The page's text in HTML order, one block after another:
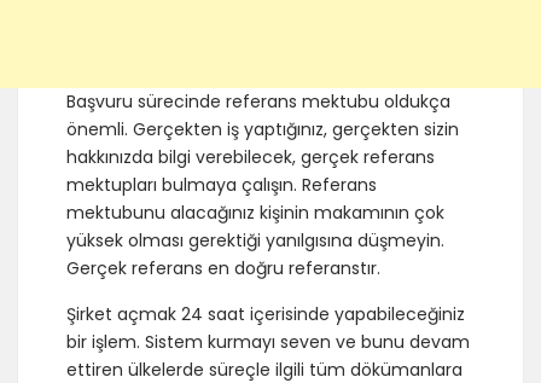
Başvuru sürecinde referans mektubu oldukça
önemli. Gerçekten iş yaptığınız, gerçekten sizin
hakkınızda bilgi verebilecek, gerçek referans
mektupları bulmaya çalışın. Referans
mektubunu alacağınız kişinin makamının çok
yüksek olması gerektiği yanılgısına düşmeyin.
Gerçek referans en doğru referanstır.
Şirket açmak 24 saat içerisinde yapabileceğiniz
bir işlem. Sistem kurmayı seven ve bunu devam
ettiren ülkelerde süreçle ilgili tüm dökümanlara